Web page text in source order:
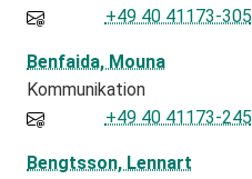
+49 40 41173-305
Benfaida, Mouna
Kommunikation
+49 40 41173-245
Bengtsson, Lennart